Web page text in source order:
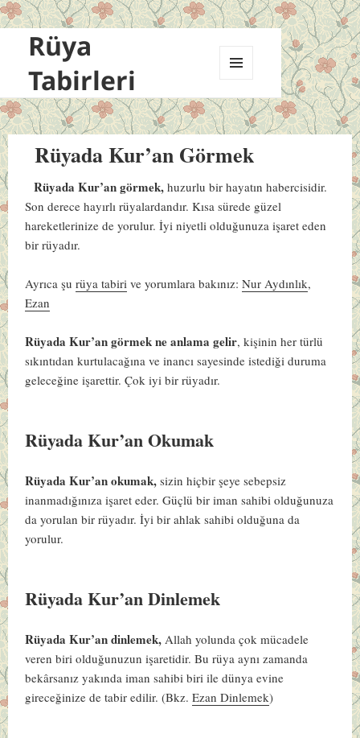
Rüya
Tabirleri
VE
BILEŞENLER
Rüyada Kur’an Görmek
Rüyada Kur’an görmek,huzurlu bir hayatın habercisidir.
Son derece hayırlı rüyalardandır. Kısa sürede güzel
hareketlerinize de yorulur. İyi niyetli olduğunuza işaret eden
bir rüyadır.
Ayrıca şurüya tabiri ve yorumlara bakınız:Nur Aydınlık,
Ezan
Rüyada Kur’an görmek ne anlama gelir, kişinin her türlü
sıkıntıdan kurtulacağına ve inancı sayesinde istediği duruma
geleceğine işarettir. Çok iyi bir rüyadır.
Rüyada Kur’an Okumak
Rüyada Kur’an okumak,sizin hiçbir şeye sebepsiz
inanmadığınıza işaret eder. Güçlü bir iman sahibi olduğunuza
da yorulan bir rüyadır. İyi bir ahlak sahibi olduğuna da
yorulur.
Rüyada Kur’an Dinlemek
Rüyada Kur’an dinlemek,Allah yolunda çok mücadele
veren biri olduğunuzun işaretidir. Bu rüya aynı zamanda
bekârsanız yakında iman sahibi biri ile dünya evine
gireceğinize de tabir edilir.(Bkz.Ezan Dinlemek)